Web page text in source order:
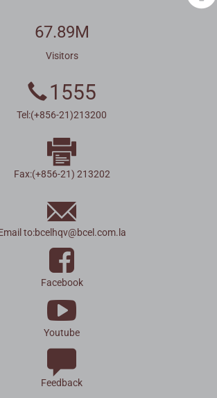
67.89M
Visitors
1555
Tel:(+856-21)213200
Fax:(+856-21) 213202
to:bcelhqv@bcel.com.la
Facebook
Youtube
Feedback